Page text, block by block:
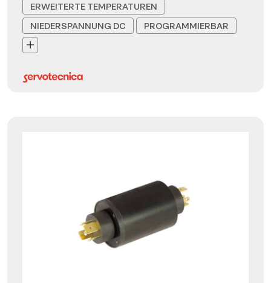
ERWEITERTE TEMPERATUREN
NIEDERSPANNUNG DC
PROGRAMMIERBAR